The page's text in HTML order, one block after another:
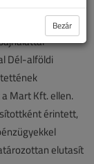
Dél-alföldi
Mart Kft. ellen.
érintett,
elutasít
Bezár